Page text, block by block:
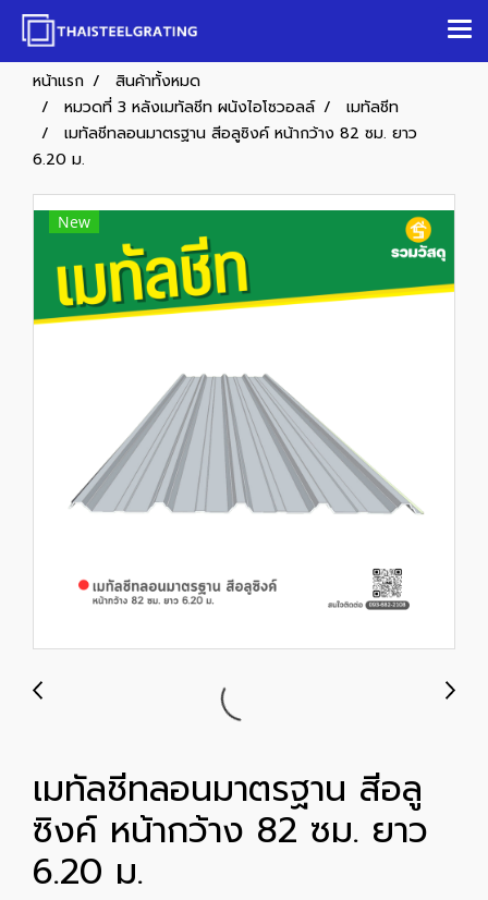
หน้าแรก
สินค้าทั้งหมด
หมวดที่ 3 หลังเมทัลชีท ผนังไอโซวอลล์
เมทัลชีท
เมทัลชีทลอนมาตรฐาน สีอลูซิงค์ หน้ากว้าง 82 ซม. ยาว
6.20 ม.
New
เมทัลชีทลอนมาตรฐาน สีอลู
ซิงค์ หน้ากว้าง 82 ซม. ยาว
6.20 ม.